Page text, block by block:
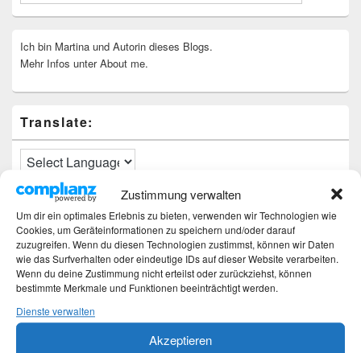
Zustimmung verwalten
Um dir ein optimales Erlebnis zu bieten, verwenden wir Technologien wie
Cookies, um Geräteinformationen zu speichern und/oder darauf
zuzugreifen. Wenn du diesen Technologien zustimmst, können wir Daten
wie das Surfverhalten oder eindeutige IDs auf dieser Website verarbeiten.
Wenn du deine Zustimmung nicht erteilst oder zurückziehst, können
bestimmte Merkmale und Funktionen beeinträchtigt werden.
Dienste verwalten
Akzeptieren
Ich bin Martina und Autorin dieses Blogs.
Mehr Infos unter About me.
Translate:
Neueste Beiträge
Hochzeitstage und ihre Bedeutung
Sturz – Nachtrag
Sturz mit Folgen
Älter werden